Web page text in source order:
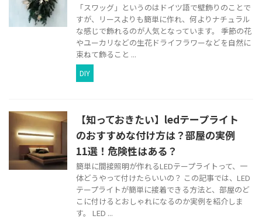
「スワッグ」というのはドイツ語で壁飾りのことで
すが、リースよりも簡単に作れ、何よりナチュラル
な感じで飾れるのが人気となっています。 季節の花
やユーカリなどの生花ドライフラワーなどを自然に
束ねて飾ること ...
DIY
【知っておきたい】ledテープライト
のおすすめな付け方は？部屋の実例
11選！危険性はある？
簡単に間接照明が作れるLEDテープライトって、一
体どうやって付けたらいいの？ この記事では、LED
テープライトが簡単に接着できる方法と、部屋のど
こに付けるとおしゃれになるのか実例を紹介しま
す。 LED ...